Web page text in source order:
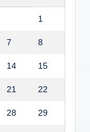
1
7 8
14 15
21 22
28 29